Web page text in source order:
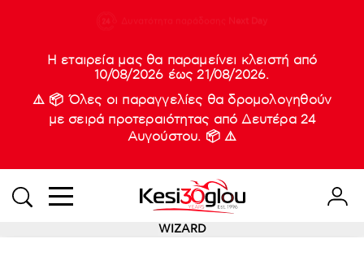
Η εταιρεία μας θα παραμείνει κλειστή από
10/08/2026 έως 21/08/2026.
⚠️ 📦 Όλες οι παραγγελίες θα δρομολογηθούν
με σειρά προτεραιότητας από Δευτέρα 24
Αυγούστου. 📦 ⚠️
WIZARD